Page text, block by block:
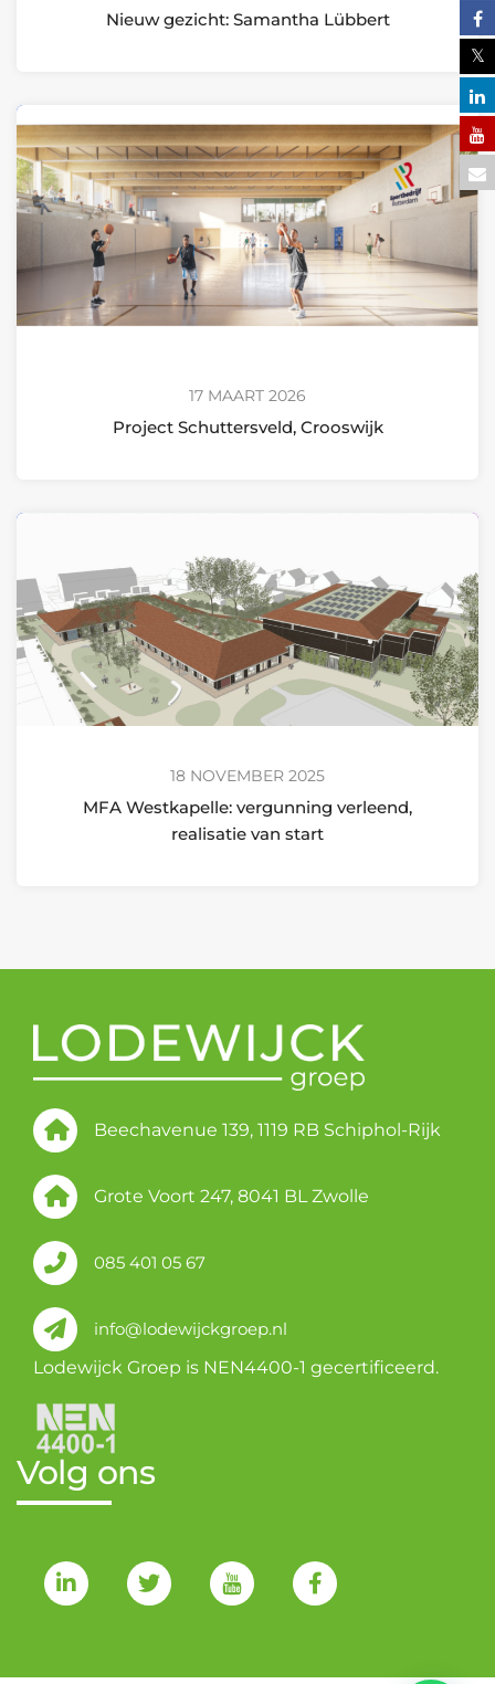
Nieuw gezicht: Samantha Lübbert
17 MAART 2026
Project Schuttersveld, Crooswijk
18 NOVEMBER 2025
MFA Westkapelle: vergunning verleend,
realisatie van start
Beechavenue 139, 1119 RB Schiphol-Rijk
Grote Voort 247, 8041 BL Zwolle
085 401 05 67
info@lodewijckgroep.nl
Lodewijck Groep is NEN4400-1 gecertificeerd.
Volg ons